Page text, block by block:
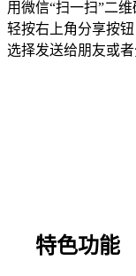
用微信“扫一扫”二维
轻按右上角分享按钮
选择发送给朋友或
特色功能